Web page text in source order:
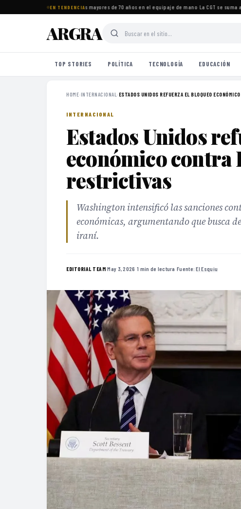
EN TENDENCIA
imprescindibles para viajeros mayores de 70 años en el equipaje de mano·La CGT se suma
ARGRA
TOP STORIES POLÍTICA TECNOLOGÍA EDUCACIÓN
HOME›INTERNACIONAL › ESTADOS UNIDOS REFUERZA EL BLOQUEO
INTERNACIONAL
Estados Unidos
económico contra
restrictivas
Washington intensificó las sanciones
económicas, argumentando que busca
iraní.
EDITORIAL TEAM·May 3, 2026 ·1 min de lectura ·Fuente:El Esquiu